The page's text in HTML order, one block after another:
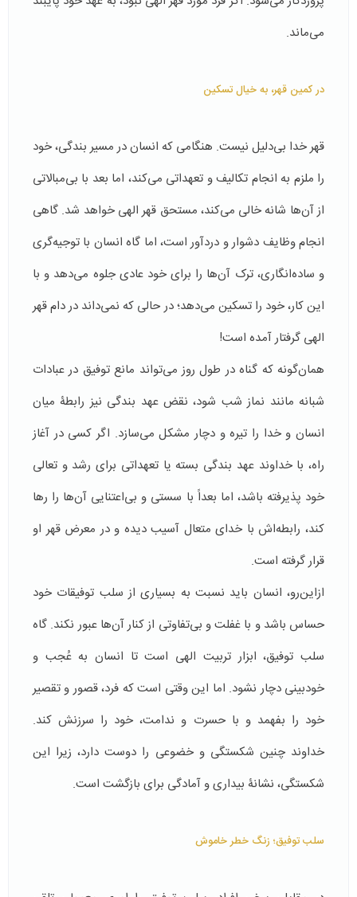
می‌ماند.
در کمین قهر، به خیال تسکین
قهر خدا بی‌دلیل نیست. هنگامی که انسان در مسیر بندگی، خود
را ملزم به انجام تکالیف و تعهداتی می‌کند، اما بعد با بی‌مبالاتی
از آن‌ها شانه خالی می‌کند، مستحق قهر الهی خواهد شد. گاهی
انجام وظایف دشوار و دردآور است، اما گاه انسان با توجیه‌گری
و ساده‌انگاری، ترک آن‌ها را برای خود عادی جلوه می‌دهد و با
این کار، خود را تسکین می‌دهد؛ در حالی که نمی‌داند در دام قهر
الهی گرفتار آمده است!
همان‌گونه که گناه در طول روز می‌تواند مانع توفیق در عبادات
شبانه مانند نماز شب شود، نقض عهد بندگی نیز رابطۀ میان
انسان و خدا را تیره و دچار مشکل می‌سازد. اگر کسی در آغاز
راه، با خداوند عهد بندگی بسته یا تعهداتی برای رشد و تعالی
خود پذیرفته باشد، اما بعداً با سستی و بی‌اعتنایی آن‌ها را رها
کند، رابطه‌اش با خدای متعال آسیب دیده و در معرض قهر او
قرار گرفته است.
ازاین‌رو، انسان باید نسبت به بسیاری از سلب توفیقات خود
حساس باشد و با غفلت و بی‌تفاوتی از کنار آن‌ها عبور نکند. گاه
سلب توفیق، ابزار تربیت الهی است تا انسان به عُجب و
خودبینی دچار نشود. اما این وقتی است که فرد، قصور و تقصیر
خود را بفهمد و با حسرت و ندامت، خود را سرزنش کند.
خداوند چنین شکستگی و خضوعی را دوست دارد، زیرا این
شکستگی، نشانۀ بیداری و آمادگی برای بازگشت است.
سلب توفیق؛ زنگ خطر خاموش